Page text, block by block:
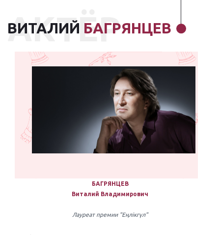
ВИТАЛИЙ БАГРЯНЦЕВ
АКТЁР
БАГРЯНЦЕВ
Виталий Владимирович
Лауреат премии "Еңлікгүл"